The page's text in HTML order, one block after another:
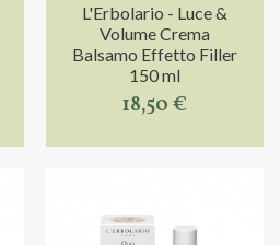
L'Erbolario - Luce &
Volume Crema
Balsamo Effetto Filler
150 ml
18,50 €